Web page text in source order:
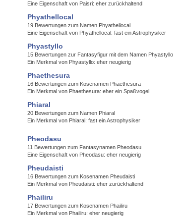
Eine Eigenschaft von Paisri: eher zurückhaltend
Phyathellocal
19 Bewertungen zum Namen Phyathellocal
Eine Eigenschaft von Phyathellocal: fast ein Astrophysiker
Phyastyllo
15 Bewertungen zur Fantasyfigur mit dem Namen Phyastyllo
Ein Merkmal von Phyastyllo: eher neugierig
Phaethesura
16 Bewertungen zum Kosenamen Phaethesura
Ein Merkmal von Phaethesura: eher ein Spaßvogel
Phiaral
20 Bewertungen zum Namen Phiaral
Ein Merkmal von Phiaral: fast ein Astrophysiker
Pheodasu
11 Bewertungen zum Fantasynamen Pheodasu
Eine Eigenschaft von Pheodasu: eher neugierig
Pheudaisti
16 Bewertungen zum Kosenamen Pheudaisti
Ein Merkmal von Pheudaisti: eher zurückhaltend
Phailiru
17 Bewertungen zum Kosenamen Phailiru
Ein Merkmal von Phailiru: eher neugierig